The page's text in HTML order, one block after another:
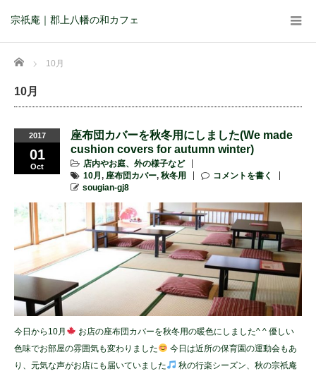
宗祇庵｜郡上八幡の和カフェ
Home 10月
10月
2017
01
Oct
座布団カバーを秋冬用にしました(We made
cushion covers for autumn winter)
店内やお庭、外の様子など
10月 , 座布団カバー, 秋冬用
コメントを書く
sougian-gj8
今日から10月
お店の座布団カバーを秋冬用の暖色にしました^ ^ 優しい
色味でお部屋の雰囲気も変わりました
今日は近所の保育園の運動会もあ
り、元気な声がお店にも届いていました
秋の行楽シーズン、秋の宗祇庵